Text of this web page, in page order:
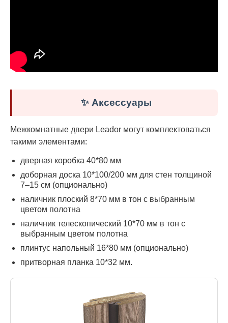
✨ Аксессуары
Межкомнатные двери Leador могут комплектоваться
такими элементами:
дверная коробка 40*80 мм
доборная доска 10*100/200 мм для стен толщиной
7–15 см (опционально)
наличник плоский 8*70 мм в тон с выбранным
цветом полотна
наличник телескопический 10*70 мм в тон с
выбранным цветом полотна
плинтус напольный 16*80 мм (опционально)
притворная планка 10*32 мм.